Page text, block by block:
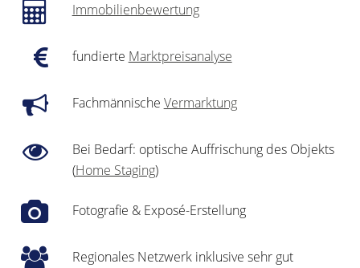
Immobilienbewertung
fundierte Marktpreisanalyse
Fachmännische Vermarktung
Bei Bedarf: optische Auffrischung des Objekts
(Home Staging)
Fotografie & Exposé-Erstellung
Regionales Netzwerk inklusive sehr gut